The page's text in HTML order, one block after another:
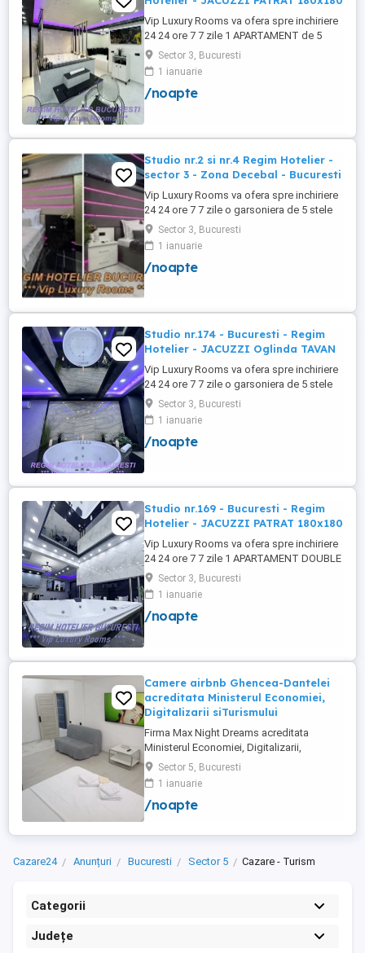
Vip Luxury Rooms va ofera spre inchiriere
24 24 ore 7 7 zile 1 APARTAMENT de 5
stele Luxos cu un desing unic si deosebit
in Sector 3 Bucuresti . APARTAMENTUL se
alfa in Complex Rezidential Nou . Acces
Bariera Monitorizare Video in Complex (
Sector 3, Bucuresti
1 ianuarie
/noapte
Studio nr.2 si nr.4 Regim Hotelier -
sector 3 - Zona Decebal - Bucuresti
Vip Luxury Rooms va ofera spre inchiriere
24 24 ore 7 7 zile o garsoniera de 5 stele
Luxoase cu un desing unic si deosebit in
Sector 3 Bucuresti . Garsoniera se alfa in
Complex Rezidential Nou . Monitorizare
Video in Complex ( de la Politia Locala
Sector 3, Bucuresti
1 ianuarie
/noapte
Studio nr.174 - Bucuresti - Regim
Hotelier - JACUZZI Oglinda TAVAN
Vip Luxury Rooms va ofera spre inchiriere
24 24 ore 7 7 zile o garsoniera de 5 stele
Luxoase cu un desing unic si deosebit in
Sector 3 Bucuresti . Garsoniera se alfa in
Complex Rezidential Nou . Acces Bariera
Monitorizare Video in Complex ( de la
Sector 3, Bucuresti
1 ianuarie
/noapte
Studio nr.169 - Bucuresti - Regim
Hotelier - JACUZZI PATRAT 180x180
Vip Luxury Rooms va ofera spre inchiriere
24 24 ore 7 7 zile 1 APARTAMENT DOUBLE
ROOMS de 5 stele Luxoasa cu un desing
unic si deosebit in Sector 3 Bucuresti .
APARTAMENTUL se alfa in Complex
Rezidential Nou . Acces Bariera
Sector 3, Bucuresti
1 ianuarie
/noapte
Camere airbnb Ghencea-Dantelei
acreditata Ministerul Economiei,
Digitalizarii siTurismului
Firma Max Night Dreams acreditata
Ministerul Economiei, Digitalizarii,
Antreprenoriatului si Turismului închiriază
in regim hotelier in zona Drumul Taberei -
Ghencea diferite tipuri de camere Camera
single cu o suprafață totală de 16mp
cu o suprafață totală de ...
Sector 5, Bucuresti
1 ianuarie
/noapte
Cazare24 Anunțuri Bucuresti Sector 5 Cazare - Turism
Categorii
Județe